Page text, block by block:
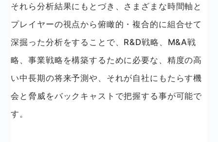
それら分析結果にもとづき、さまざまな時間軸と
プレイヤーの視点から俯瞰的・複合的に組合せて
深掘った分析をすることで、R&D戦略、M&A戦
略、事業戦略を構築するために必要な、精度の高
い中長期の将来予測や、それが自社にもたらす機
会と脅威をバックキャストで把握する事が可能で
す。